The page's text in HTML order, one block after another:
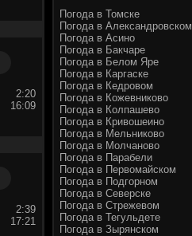
2:20
16:09
2:39
17:21
Погода в Томске
Погода в Александровском
Погода в Асино
Погода в Бакчаре
Погода в Белом Яре
Погода в Каргаске
Погода в Кедровом
Погода в Кожевниково
Погода в Колпашево
Погода в Кривошеино
Погода в Мельниково
Погода в Молчаново
Погода в Парабели
Погода в Первомайском
Погода в Подгорном
Погода в Северске
Погода в Стрежевом
Погода в Тегульдете
Погода в Зырянском